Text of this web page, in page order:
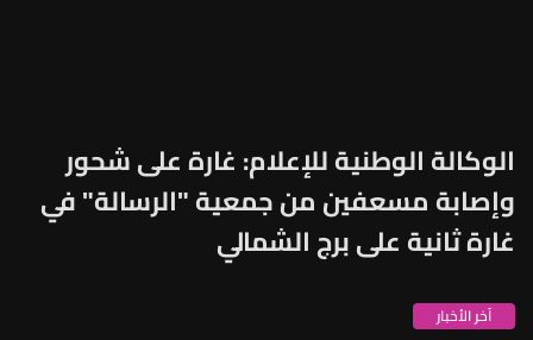
الوكالة الوطنية للإعلام: غارة على شحور
وإصابة مسعفين من جمعية "الرسالة" في
غارة ثانية على برج الشمالي
آخر الأخبار